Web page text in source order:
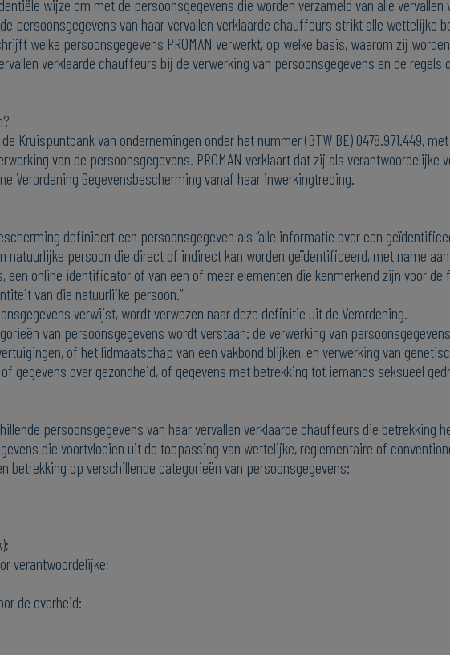
wijze om met de persoonsgegevens die worden verzameld van alle
persoonsgegevens van haar vervallen verklaarde chauffeurs strikt alle wettelijke
welke persoonsgegevens PROMAN verwerkt, op welke basis, waarom zij
verklaarde chauffeurs bij de verwerking van persoonsgegevens en de
Kruispuntbank van ondernemingen onder het nummer (BTW BE) 0478.971.449,
van de persoonsgegevens. PROMAN verklaart dat zij als
Verordening Gegevensbescherming vanaf haar inwerkingtreding.
definieert een persoonsgegeven als “alle informatie over een
natuurlijke persoon die direct of indirect kan worden geïdentificeerd, met name
een online identificator of van een of meer elementen die kenmerkend zijn voor
van die natuurlijke persoon.”
verwijst, wordt verwezen naar deze definitie uit de Verordening.
van persoonsgegevens wordt verstaan: de verwerking van
of het lidmaatschap van een vakbond blijken, en verwerking van
gegevens over gezondheid, of gegevens met betrekking tot iemands seksueel
persoonsgegevens van haar vervallen verklaarde chauffeurs die betrekking
die voortvloeien uit de toepassing van wettelijke, reglementaire of
betrekking op verschillende categorieën van persoonsgegevens:
verantwoordelijke;
de overheid: